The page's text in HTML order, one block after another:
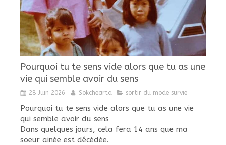
Pourquoi tu te sens vide alors que tu as une
vie qui semble avoir du sens
28 Juin 2026 Sokchearta sortir du mode survie
Pourquoi tu te sens vide alors que tu as une vie
qui semble avoir du sens
Dans quelques jours, cela fera 14 ans que ma
soeur ainée est décédée.